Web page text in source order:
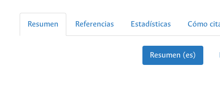
Resumen Referencias Estadísticas Cómo
Resumen (es)